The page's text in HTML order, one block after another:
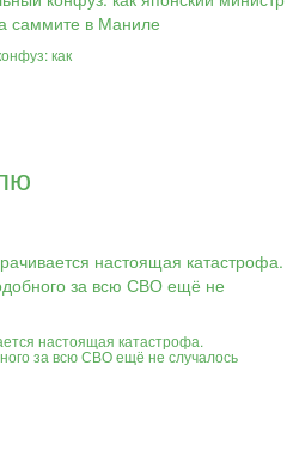
как
настоящая катастрофа.
за всю СВО ещё не случалось